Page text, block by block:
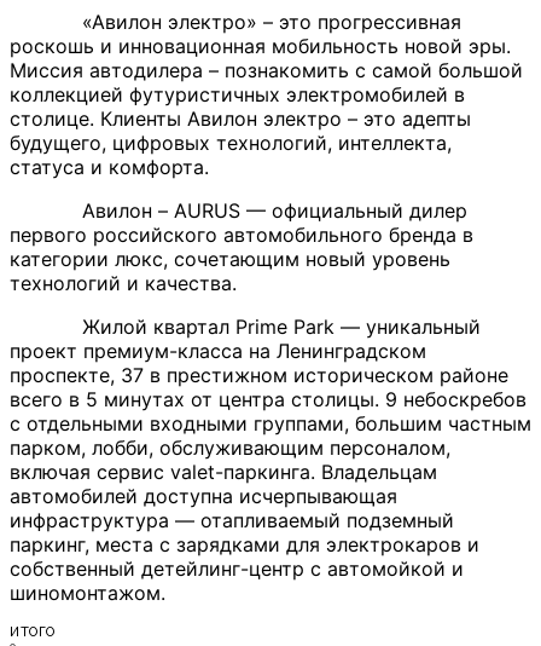
«Авилон электро» – это прогрессивная
роскошь и инновационная мобильность новой эры.
Миссия автодилера – познакомить с самой большой
коллекцией футуристичных электромобилей в
столице. Клиенты Авилон электро – это адепты
будущего, цифровых технологий, интеллекта,
статуса и комфорта.
Авилон – AURUS — официальный дилер
первого российского автомобильного бренда в
категории люкс, сочетающим новый уровень
технологий и качества.
Жилой квартал Prime Park — уникальный
проект премиум-класса на Ленинградском
проспекте, 37 в престижном историческом районе
всего в 5 минутах от центра столицы. 9 небоскребов
с отдельными входными группами, большим частным
парком, лобби, обслуживающим персоналом,
включая сервис valet-паркинга. Владельцам
автомобилей доступна исчерпывающая
инфраструктура — отапливаемый подземный
паркинг, места с зарядками для электрокаров и
собственный детейлинг-центр с автомойкой и
шиномонтажом.
ИТОГО